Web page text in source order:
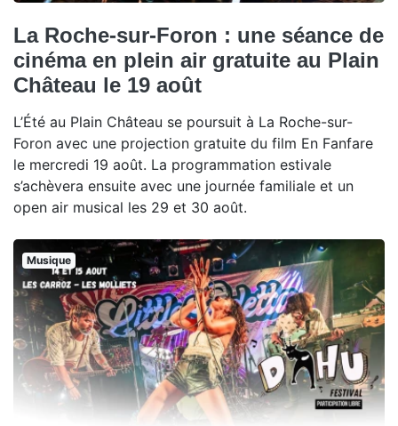
La Roche-sur-Foron : une séance de
cinéma en plein air gratuite au Plain
Château le 19 août
L’Été au Plain Château se poursuit à La Roche-sur-
Foron avec une projection gratuite du film En Fanfare
le mercredi 19 août. La programmation estivale
s’achèvera ensuite avec une journée familiale et un
open air musical les 29 et 30 août.
Musique